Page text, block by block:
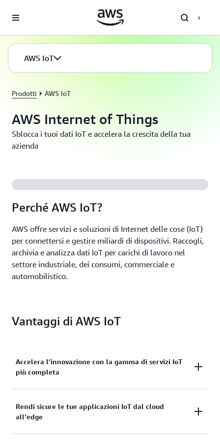
AWS IoT
Prodotti AWS IoT
AWS Internet of Things
Sblocca i tuoi dati IoT e accelera la crescita della tua
azienda
Perché AWS IoT?
AWS offre servizi e soluzioni di Internet delle cose (IoT)
per connettersi e gestire miliardi di dispositivi. Raccogli,
archivia e analizza dati IoT per carichi di lavoro nel
settore industriale, dei consumi, commerciale e
automobilistico.
Vantaggi di AWS IoT
Accelera l’innovazione con la gamma di servizi IoT
più completa
Dimensiona, muoviti rapidamente e risparmia
denaro con AWS IoT. Dalla connessione sicura ai
Rendi sicure le tue applicazioni IoT dal cloud
all’edge